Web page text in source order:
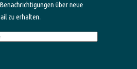
über neue
zu erhalten.